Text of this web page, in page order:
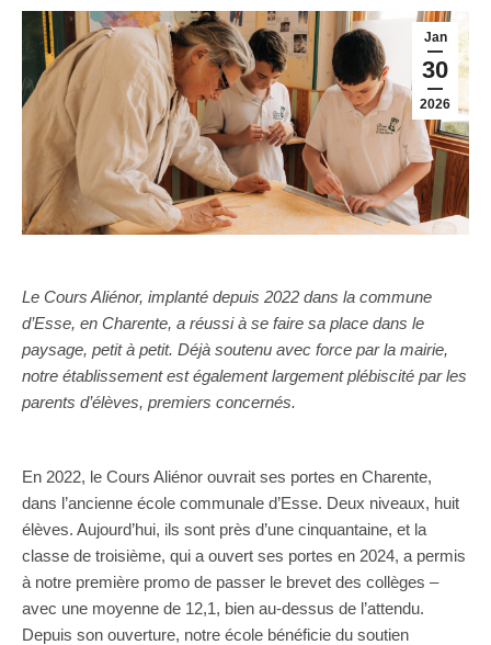
Jan
30
2026
Le Cours Aliénor, implanté depuis 2022 dans la commune
d’Esse, en Charente, a réussi à se faire sa place dans le
paysage, petit à petit. Déjà soutenu avec force par la mairie,
notre établissement est également largement plébiscité par les
parents d’élèves, premiers concernés.
En 2022, le Cours Aliénor ouvrait ses portes en Charente,
dans l’ancienne école communale d’Esse. Deux niveaux, huit
élèves. Aujourd’hui, ils sont près d’une cinquantaine, et la
classe de troisième, qui a ouvert ses portes en 2024, a permis
à notre première promo de passer le brevet des collèges –
avec une moyenne de 12,1, bien au-dessus de l’attendu.
Depuis son ouverture, notre école bénéficie du soutien